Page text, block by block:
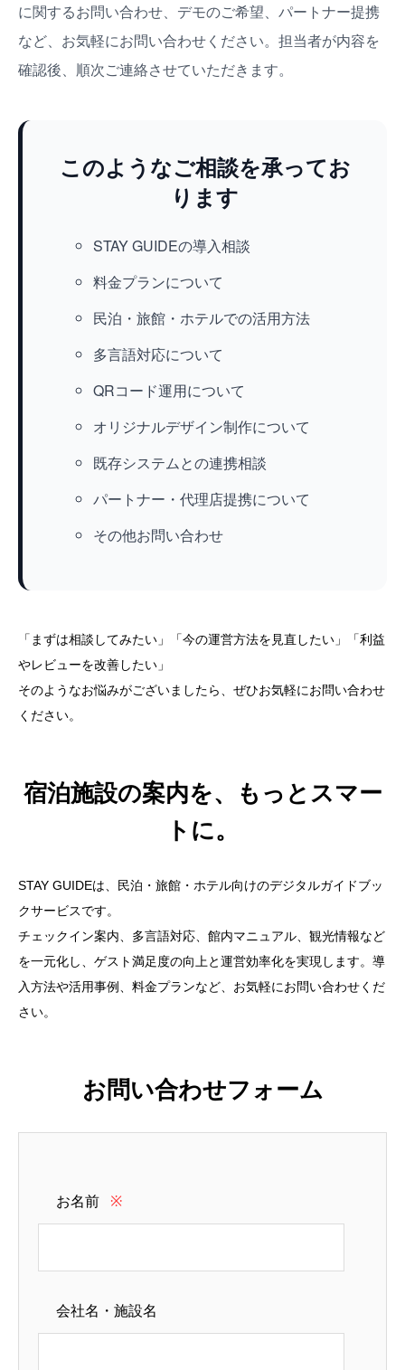
に関するお問い合わせ、デモのご希望、パートナー提携
など、お気軽にお問い合わせください。担当者が内容を
確認後、順次ご連絡させていただきます。
このようなご相談を承ってお
ります
STAY GUIDEの導入相談
料金プランについて
民泊・旅館・ホテルでの活用方法
多言語対応について
QRコード運用について
オリジナルデザイン制作について
既存システムとの連携相談
パートナー・代理店提携について
その他お問い合わせ
「まずは相談してみたい」「今の運営方法を見直したい」「利益
やレビューを改善したい」
そのようなお悩みがございましたら、ぜひお気軽にお問い合わせ
ください。
宿泊施設の案内を、もっとスマー
トに。
STAY GUIDEは、民泊・旅館・ホテル向けのデジタルガイドブッ
クサービスです。
チェックイン案内、多言語対応、館内マニュアル、観光情報など
を一元化し、ゲスト満足度の向上と運営効率化を実現します。導
入方法や活用事例、料金プランなど、お気軽にお問い合わせくだ
さい。
お問い合わせフォーム
お名前 ※
会社名・施設名